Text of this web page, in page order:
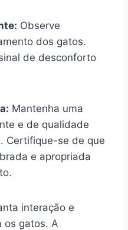
Observe
dos gatos.
de desconforto
Mantenha uma
e de qualidade
Certifique-se de que
e apropriada
interação e
os gatos. A